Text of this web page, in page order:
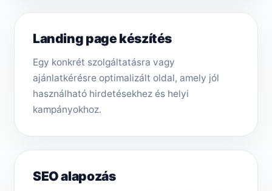
Landing page készítés
Egy konkrét szolgáltatásra vagy
ajánlatkérésre optimalizált oldal, amely jól
használható hirdetésekhez és helyi
kampányokhoz.
SEO alapozás